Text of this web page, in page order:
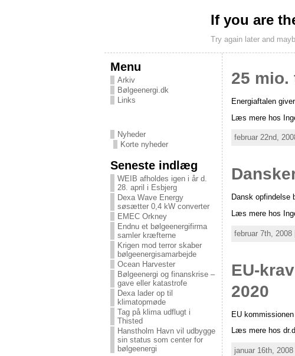
If you are
Try again later and
Menu
Arkiv
Bølgeenergi.dk
Links
Nyheder
Korte nyheder
Seneste indlæg
WEIB afholdes igen i år d.
28. april i Esbjerg
Dexa Wave Energy
søsætter 0,4 kW converter
EMEC Orkney
Endnu et bølgeenergifirma
samler kræfterne
Krigen mod terror skaber
bølgeenergisamarbejde
Ocean Harvester
Bølgeenergi og finanskrise –
gave eller katastrofe
Dexa lader op til
klimatopmøde
Tag på klima udflugt i
Thisted
Hanstholm Havn vil udbygge
sin status som center for
bølgeenergi
25
Energiaftalen
Læs mere hos
februar 22nd,
Dansk opfindelse
Læs mere hos
februar 7th, 2008
EU-
2020
EU
Læs mere hos
januar 16th, 2008